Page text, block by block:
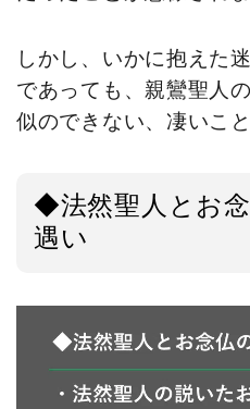
しかし、いかに抱えた
であっても、親鸞聖人
似のできない、凄いこ
◆法然聖人とお
遇い